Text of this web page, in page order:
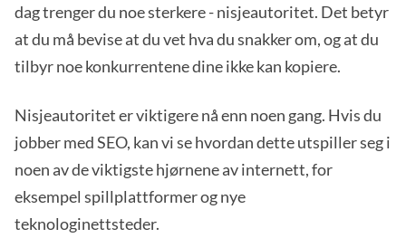
dag trenger du noe sterkere - nisjeautoritet. Det betyr
at du må bevise at du vet hva du snakker om, og at du
tilbyr noe konkurrentene dine ikke kan kopiere.
Nisjeautoritet er viktigere nå enn noen gang. Hvis du
jobber med SEO, kan vi se hvordan dette utspiller seg i
noen av de viktigste hjørnene av internett, for
eksempel spillplattformer og nye
teknologinettsteder.